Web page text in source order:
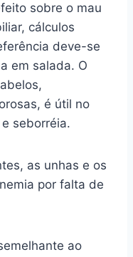
sobre o mau
cálculos
deve-se
em salada. O
é útil no
seborréia.
as unhas e os
por falta de
ao